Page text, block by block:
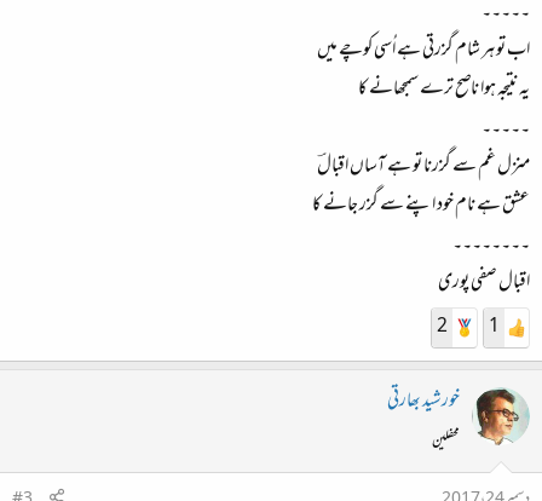
۔۔۔۔۔
اب تو ہر شام گزرتی ہے اُسی کوچے میں
یہ نتیجہ ہوا ناصح ترے سمجھانے کا
۔۔۔۔۔
منزل غم سے گزرنا تو ہے آساں اقبالؔ
عشق ہے نام خود اپنے سے گزر جانے کا
۔۔۔۔۔۔۔۔
اقبال صفی پوری
1
2
خورشید بھارتی
محفلین